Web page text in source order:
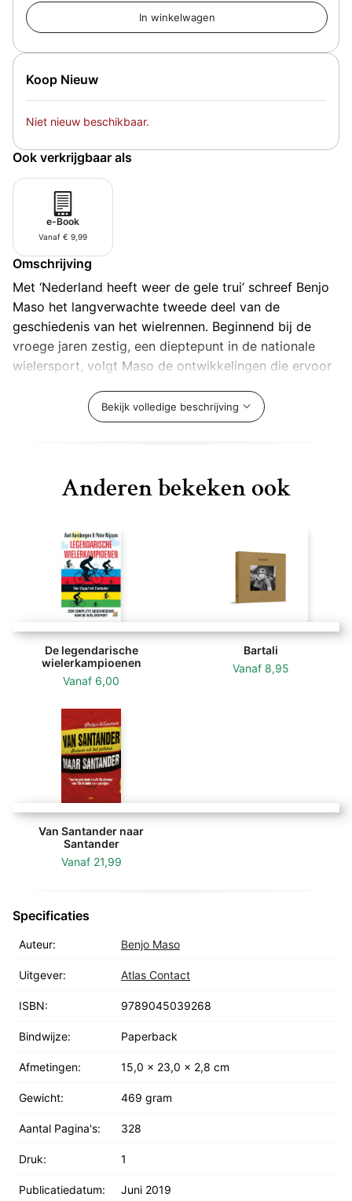
Koop Nieuw
Niet nieuw beschikbaar.
Ook verkrijgbaar als
e-Book
Vanaf € 9,99
Omschrijving
Met ‘Nederland heeft weer de gele trui’ schreef Benjo
Maso het langverwachte tweede deel van de
geschiedenis van het wielrennen. Beginnend bij de
vroege jaren zestig, een dieptepunt in de nationale
wielersport, volgt Maso de ontwikkelingen die ervoor
internationaal als wielerland op de kaart stond . Er
waren in het begin van de jaren zestig weliswaar een
wielerploeg bestond niet. Toen Jan Janssen in 1964
situatie kwam er pas met de oprichting van de
Raleigh-ploeg (1974-1983). Hoogtepunten van Raleigh
waren onder andere de Tourzege van Zoetemelk, de
wereldkampioenschappen van Knetemann en Raas.
Het boek eindigt in 1985, het jaar dat de ‘grote vier’
van de Raleigh-periode, Jan Raas, Gerrie Knetemann,
Hennie Kuiper en Joop Zoetemelk, de laatste grote
zege uit hun carrière behaalden.
Bekijk volledige beschrijving
Anderen bekeken ook
De legendarische
wielerkampioenen
Vanaf 6,00
Bartali
Vanaf 8,95
Van Santander naar
Santander
Vanaf 21,99
Specificaties
Auteur: Benjo Maso
Uitgever: Atlas Contact
ISBN: 9789045039268
Bindwijze: Paperback
Afmetingen: 15,0 x 23,0 x 2,8 cm
Gewicht: 469 gram
Aantal Pagina's: 328
Druk: 1
Publicatiedatum: Juni 2019